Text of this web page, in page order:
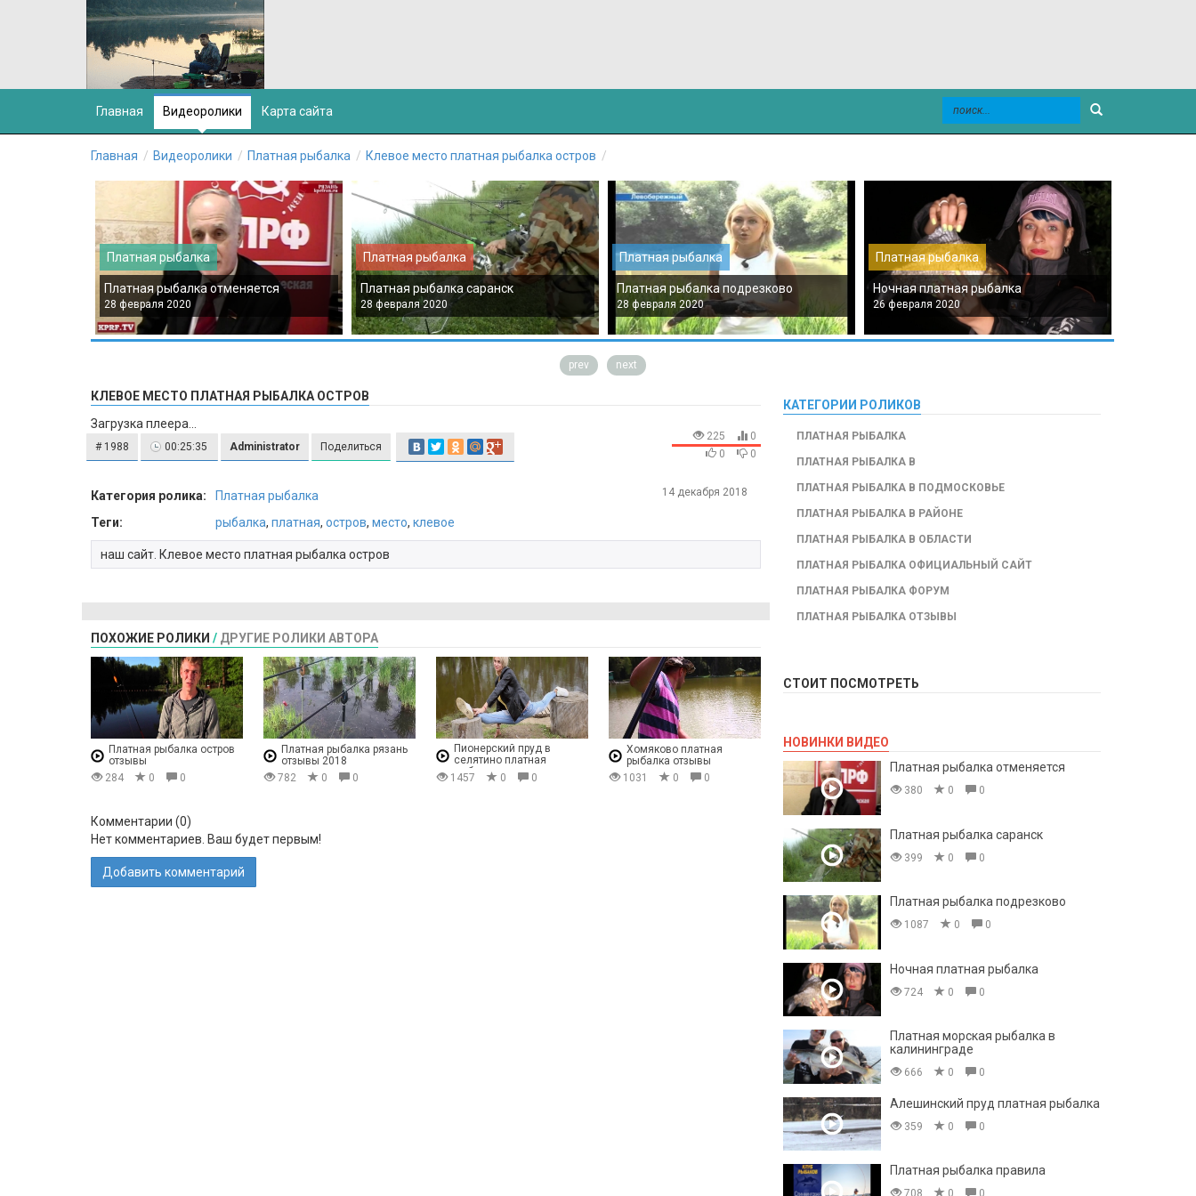
Главная Видеоролики Карта сайта
Главная Видеоролики Платная рыбалка Клевое место платная рыбалка остров
Платная рыбалка
Платная рыбалка отменяется
28 февраля 2020
Платная рыбалка
Платная рыбалка саранск
28 февраля 2020
Платная рыбалка
Платная рыбалка подрезково
28 февраля 2020
Платная рыбалка
Ночная платная рыбалка
26 февраля 2020
prev next
КЛЕВОЕ МЕСТО ПЛАТНАЯ РЫБАЛКА ОСТРОВ
Загрузка плеера...
# 1988 00:25:35 Administrator Поделиться
225
0
0
0
Категория ролика:
Платная рыбалка
Теги:
рыбалка, платная, остров, место, клевое
наш сайт. Клевое место платная рыбалка остров
14 декабря 2018
ПОХОЖИЕ РОЛИКИ / ДРУГИЕ РОЛИКИ АВТОРА
Платная рыбалка остров
отзывы
284
0 0
Платная рыбалка рязань
отзывы 2018
782
0 0
Пионерский пруд в
селятино платная
рыбалка отзывы
1457 0 0
Хомяково платная
рыбалка отзывы
1031
0 0
Комментарии (0)
Нет комментариев. Ваш будет первым!
Добавить комментарий
КАТЕГОРИИ РОЛИКОВ
ПЛАТНАЯ РЫБАЛКА
ПЛАТНАЯ РЫБАЛКА В
ПЛАТНАЯ РЫБАЛКА В ПОДМОСКОВЬЕ
ПЛАТНАЯ РЫБАЛКА В РАЙОНЕ
ПЛАТНАЯ РЫБАЛКА В ОБЛАСТИ
ПЛАТНАЯ РЫБАЛКА ОФИЦИАЛЬНЫЙ САЙТ
ПЛАТНАЯ РЫБАЛКА ФОРУМ
ПЛАТНАЯ РЫБАЛКА ОТЗЫВЫ
СТОИТ ПОСМОТРЕТЬ
НОВИНКИ ВИДЕО
Платная рыбалка отменяется
380 0 0
Платная рыбалка саранск
399 0 0
Платная рыбалка подрезково
1087 0 0
Ночная платная рыбалка
724 0 0
Платная морская рыбалка в
калининграде
666 0 0
Алешинский пруд платная рыбалка
359 0 0
Платная рыбалка правила
708 0 0